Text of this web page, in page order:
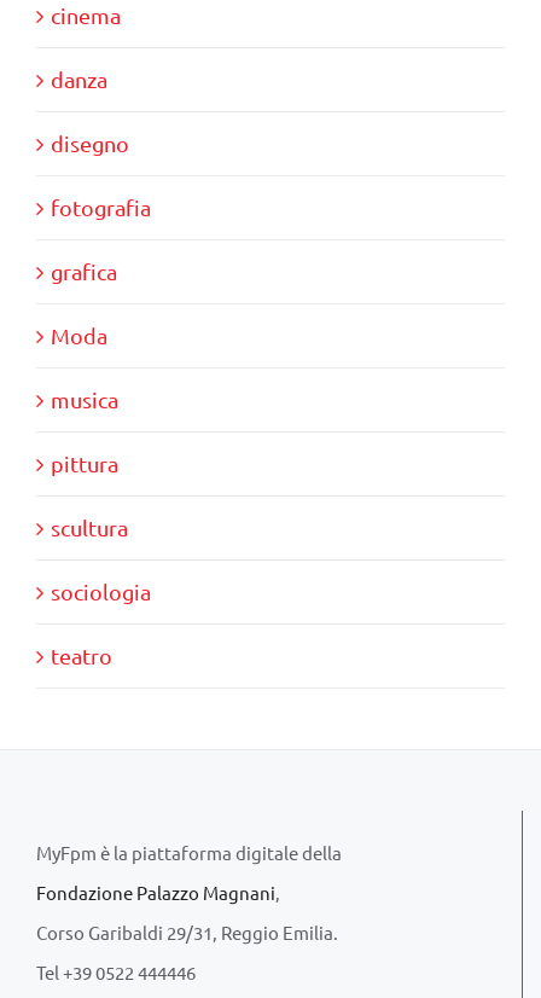
cinema
danza
disegno
fotografia
grafica
Moda
musica
pittura
scultura
sociologia
teatro
MyFpm è la piattaforma digitale della
Fondazione Palazzo Magnani
Corso Garibaldi 29/31, Reggio Emilia.
Tel +39 0522 444446